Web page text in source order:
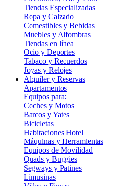
Tiendas Especializadas
Ropa y Calzado
Comestibles y Bebidas
Muebles y Alfombras
Tiendas en línea
Ocio y Deportes
Tabaco y Recuerdos
Joyas y Relojes
Alquiler y Reservas
Apartamentos
Equipos para:
Coches y Motos
Barcos y Yates
Bicicletas
Habitaciones Hotel
Máquinas y Herramientas
Equipos de Movilidad
Quads y Buggies
Segways y Patines
Limusinas